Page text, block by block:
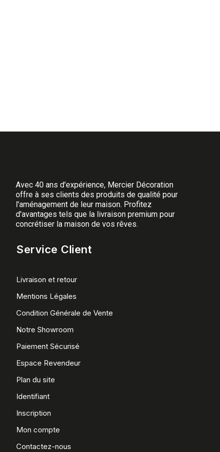
Avec 40 ans d'expérience, Mercier Décoration
offre à ses clients des produits de qualité pour
l'aménagement de leur maison. Profitez
d'avantages tels que la livraison premium pour
concrétiser la maison de vos rêves.
Service Client
Livraison et retour
Mentions Légales
Condition Générale de Vente
Notre Showroom
Paiement Sécurisé
Espace Revendeur
Plan du site
Identifiant
Inscription
Mon compte
Contactez-nous